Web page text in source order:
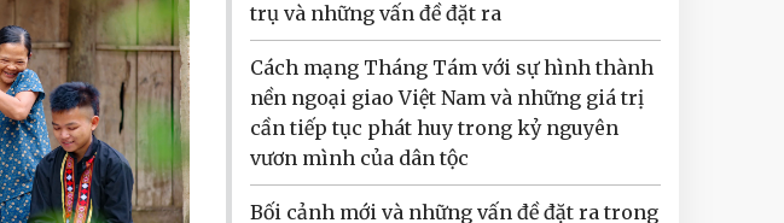
trụ và những vấn đề đặt ra
Cách mạng Tháng Tám với sự hình thành
nền ngoại giao Việt Nam và những giá trị
cần tiếp tục phát huy trong kỷ nguyên
vươn mình của dân tộc
Bối cảnh mới và những vấn đề đặt ra trong